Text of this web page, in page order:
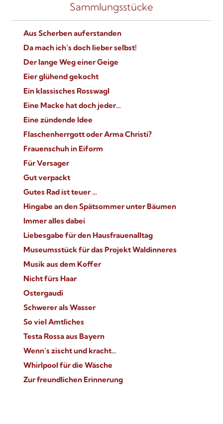
Sammlungsstücke
Aus Scherben auferstanden
Da mach ich’s doch lieber selbst!
Der lange Weg einer Geige
Eier glühend gekocht
Ein klassisches Rosswagl
Eine Macke hat doch jeder…
Eine zündende Idee
Flaschenherrgott oder Arma Christi?
Frauenschuh in Eiform
Für Versager
Gut verpackt
Gutes Rad ist teuer …
Hingabe an den Spätsommer unter Bäumen
Immer alles dabei
Liebesgabe für den Hausfrauenalltag
Museumsstück für das Projekt Waldinneres
Musik aus dem Koffer
Nicht fürs Haar
Ostergaudi
Schwerer als Wasser
So viel Amtliches
Testa Rossa aus Bayern
Wenn‘s zischt und kracht…
Whirlpool für die Wäsche
Zur freundlichen Erinnerung